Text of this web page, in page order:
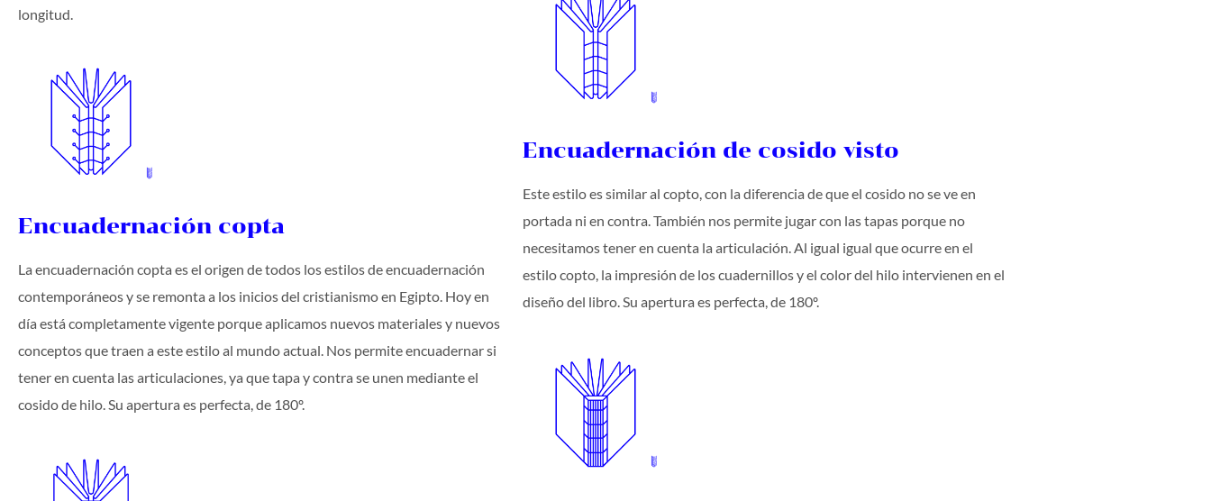
longitud.
Encuadernación copta
La encuadernación copta es el origen de todos los estilos de encuadernación
contemporáneos y se remonta a los inicios del cristianismo en Egipto. Hoy en
día está completamente vigente porque aplicamos nuevos materiales y nuevos
conceptos que traen a este estilo al mundo actual. Nos permite encuadernar si
tener en cuenta las articulaciones, ya que tapa y contra se unen mediante el
cosido de hilo. Su apertura es perfecta, de 180º.
Encuadernación de cosido visto
Este estilo es similar al copto, con la diferencia de que el cosido no se ve en
portada ni en contra. También nos permite jugar con las tapas porque no
necesitamos tener en cuenta la articulación. Al igual igual que ocurre en el
estilo copto, la impresión de los cuadernillos y el color del hilo intervienen en el
diseño del libro. Su apertura es perfecta, de 180º.